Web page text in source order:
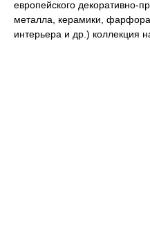
европейского декоративно-
металла, керамики,
интерьера и др.) коллекция